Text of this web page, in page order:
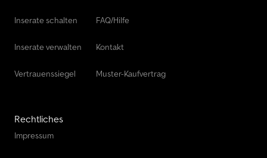
Inserate schalten
Inserate verwalten
Vertrauenssiegel
FAQ/Hilfe
Kontakt
Muster-Kaufvertrag
Rechtliches
Impressum